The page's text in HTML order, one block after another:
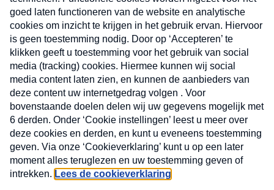
Volg ons op
MAX Cookieverklaring Kwetsbaarheid
X
Nieuwsbrief
Neem hier een gratis abonnement op de MAX
Consumenten nieuwsbrief. Elke maandag en
donderdag in uw mailbox.